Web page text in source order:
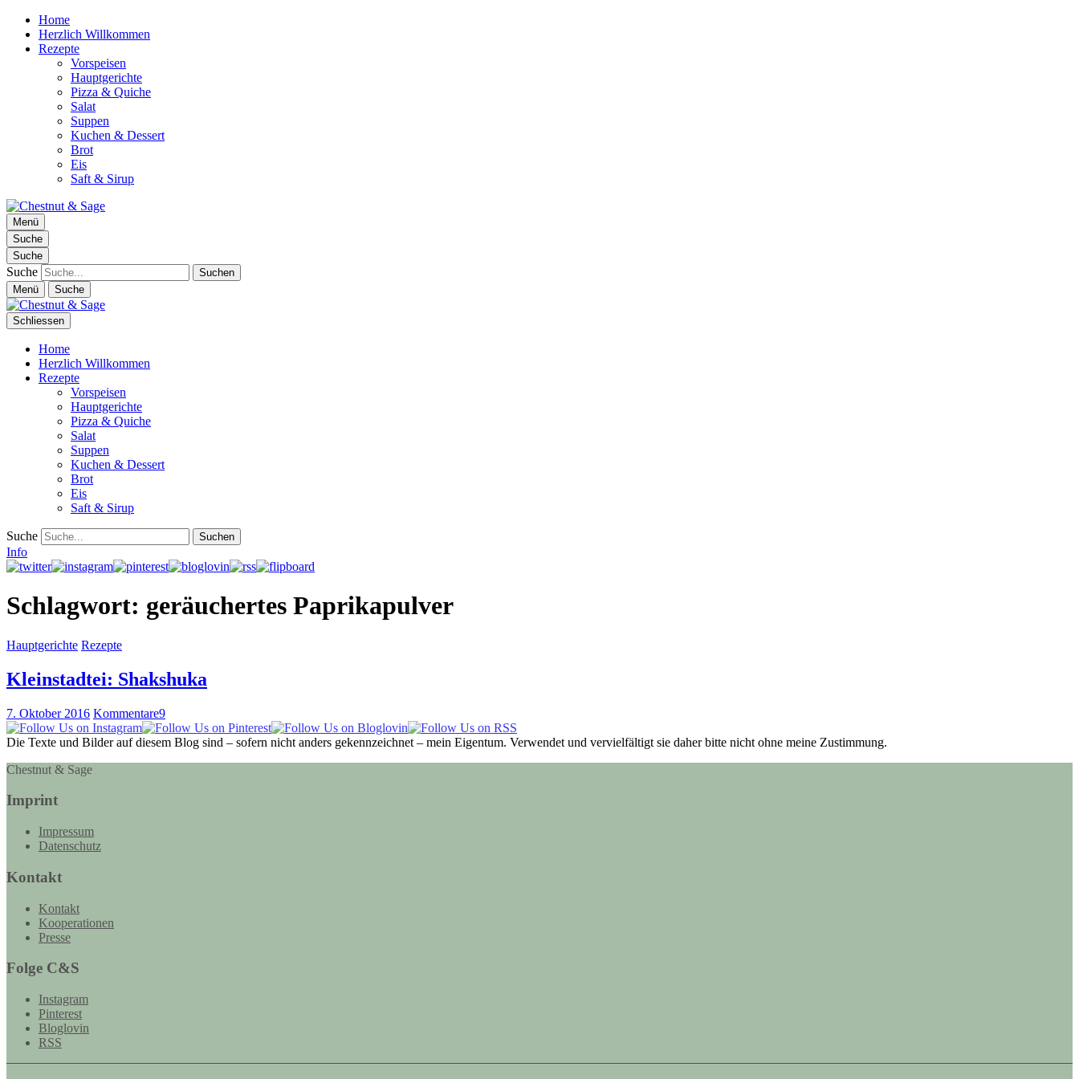
Home
Herzlich Willkommen
Rezepte
Vorspeisen
Hauptgerichte
Pizza & Quiche
Salat
Suppen
Kuchen & Dessert
Brot
Eis
Saft & Sirup
Chestnut & Sage
Foodblog | essen. trinken. genießen.
Menü
Suche
Suche
Suche
Menü Suche
Schliessen
Home
Herzlich Willkommen
Rezepte
Vorspeisen
Hauptgerichte
Pizza & Quiche
Salat
Suppen
Kuchen & Dessert
Brot
Eis
Saft & Sirup
Suche
Info
Schlagwort: geräuchertes Paprikapulver
Hauptgerichte Rezepte
Kleinstadtei: Shakshuka
7. Oktober 2016 Kommentare9
Die Texte und Bilder auf diesem Blog sind – sofern nicht anders gekennzeichnet – mein Eigentum. Verwendet und vervielfältigt sie daher bitte nicht ohne meine Zustimmung.
Chestnut & Sage
Imprint
Impressum
Datenschutz
Kontakt
Kontakt
Kooperationen
Presse
Folge C&S
Instagram
Pinterest
Bloglovin
RSS